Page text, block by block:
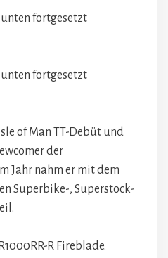
fortgesetzt
fortgesetzt
of Man TT-Debüt und
der
Jahr nahm er mit dem
Superbike-, Superstock-
R Fireblade.